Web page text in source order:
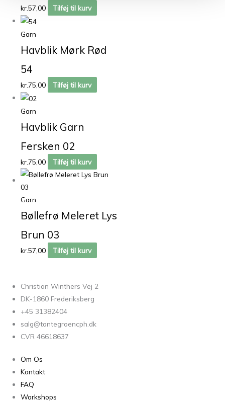
kr.57,00 Tilføj til kurv
Garn
Havblik Mørk Rød
54
kr.75,00 Tilføj til kurv
Garn
Havblik Garn
Fersken 02
kr.75,00 Tilføj til kurv
Garn
Bøllefrø Meleret Lys
Brun 03
kr.57,00 Tilføj til kurv
Christian Winthers Vej 2
DK-1860 Frederiksberg
+45 31382404
salg@tantegroencph.dk
CVR 46618637
Om Os
Kontakt
FAQ
Workshops